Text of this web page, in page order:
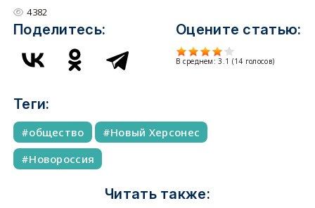
4382
Поделитесь: Оцените статью:
В среднем:3.1 (14 голосов)
Теги:
общество
Новый Херсонес
Новороссия
Читать также: